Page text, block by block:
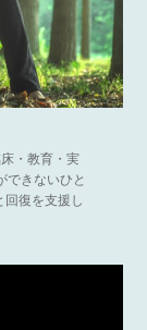
・教育・実
できないひと
復を支援し